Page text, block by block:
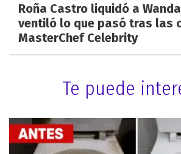
Roña Castro liquidó a
ventiló lo que pasó tras las
MasterChef Celebrity
Te puede